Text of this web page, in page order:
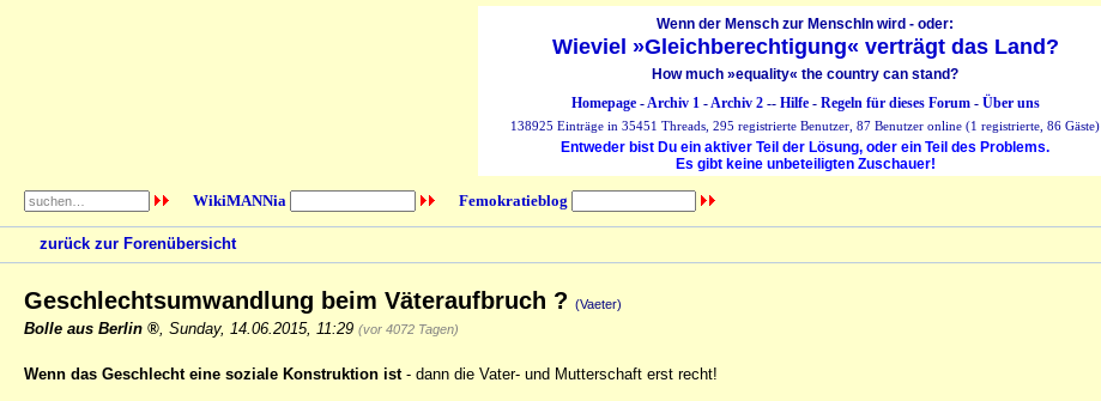
Wenn der Mensch zur MenschIn wird - oder:
Wieviel »Gleichberechtigung« verträgt das Land?
How much »equality« the country can stand?
Homepage-Archiv 1-Archiv 2-- Hilfe- Regeln für dieses Forum- Über uns
138925 Einträge in 35451 Threads, 295 registrierte Benutzer, 87 Benutzer online (1 registrierte, 86 Gäste)
Entweder bist Du ein aktiver Teil der Lösung, oder ein Teil des Problems.
Es gibt keine unbeteiligten Zuschauer!
WikiMANNia Femokratieblog
zurück zur Forenübersicht
Geschlechtsumwandlung beim Väteraufbruch ? (Vaeter)
Bolle aus Berlin Sunday, 14.06.2015, 11:29 (vor 4072 Tagen)
Wenn das Geschlecht eine soziale Konstruktion ist- dann die Vater- und Mutterschaft erst recht!